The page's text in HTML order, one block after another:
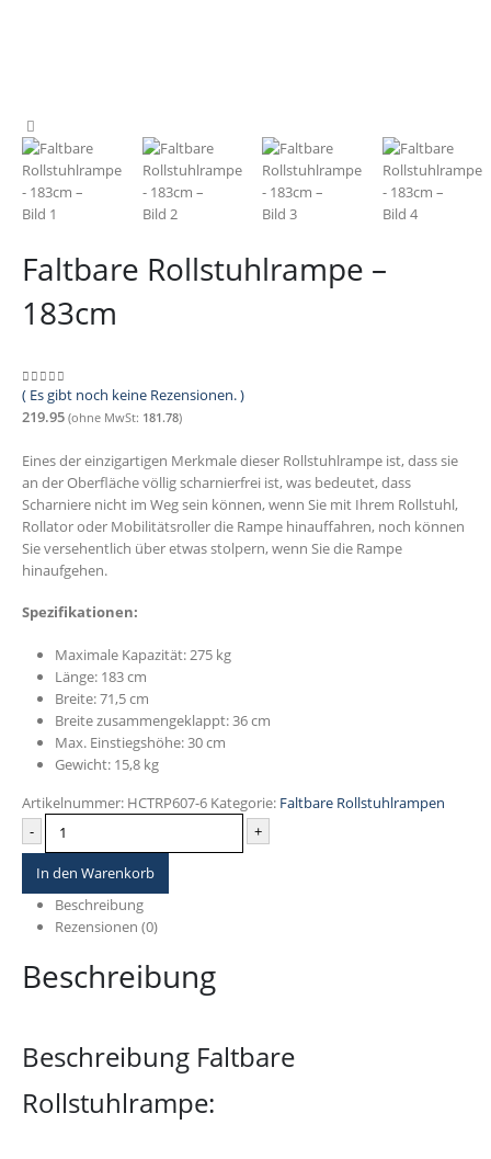
Faltbare Rollstuhlrampe –
183cm
0 out of 5
( Es gibt noch keine Rezensionen. )
219.95 (ohne MwSt: 181.78)
Eines der einzigartigen Merkmale dieser Rollstuhlrampe ist, dass sie
an der Oberfläche völlig scharnierfrei ist, was bedeutet, dass
Scharniere nicht im Weg sein können, wenn Sie mit Ihrem Rollstuhl,
Rollator oder Mobilitätsroller die Rampe hinauffahren, noch können
Sie versehentlich über etwas stolpern, wenn Sie die Rampe
hinaufgehen.
Spezifikationen:
Maximale Kapazität: 275 kg
Länge: 183 cm
Breite: 71,5 cm
Breite zusammengeklappt: 36 cm
Max. Einstiegshöhe: 30 cm
Gewicht: 15,8 kg
Artikelnummer: HCTRP607-6 Kategorie: Faltbare Rollstuhlrampen
-
+
In den Warenkorb
Beschreibung
Rezensionen (0)
Beschreibung
Beschreibung Faltbare
Rollstuhlrampe: